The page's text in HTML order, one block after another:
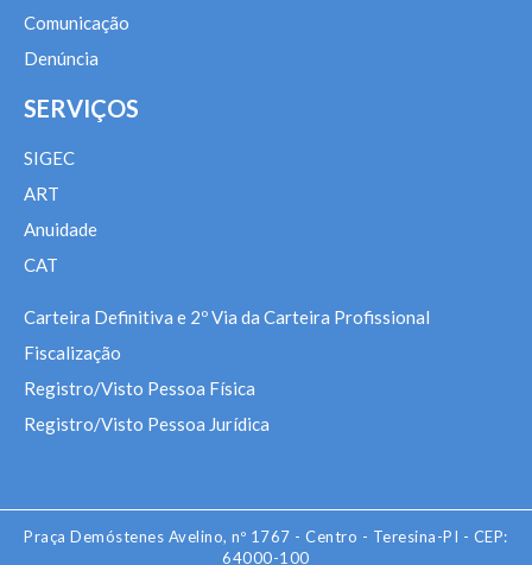
Comunicação
Denúncia
SERVIÇOS
SIGEC
ART
Anuidade
CAT
Carteira Definitiva e 2º Via da Carteira Profissional
Fiscalização
Registro/Visto Pessoa Física
Registro/Visto Pessoa Jurídica
Praça Demóstenes Avelino, nº 1767 - Centro - Teresina-PI - CEP:
64000-100